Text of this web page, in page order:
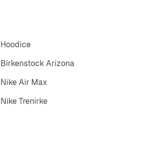
Hoodice
Birkenstock Arizona
Nike Air Max
Nike Trenirke